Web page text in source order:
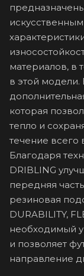
материалов, в
в этой
которая
тепло и
течение
Благодаря
DRIBLING
передняя
резиновая
DURABILITY,
необходимый
и позволяет
направление